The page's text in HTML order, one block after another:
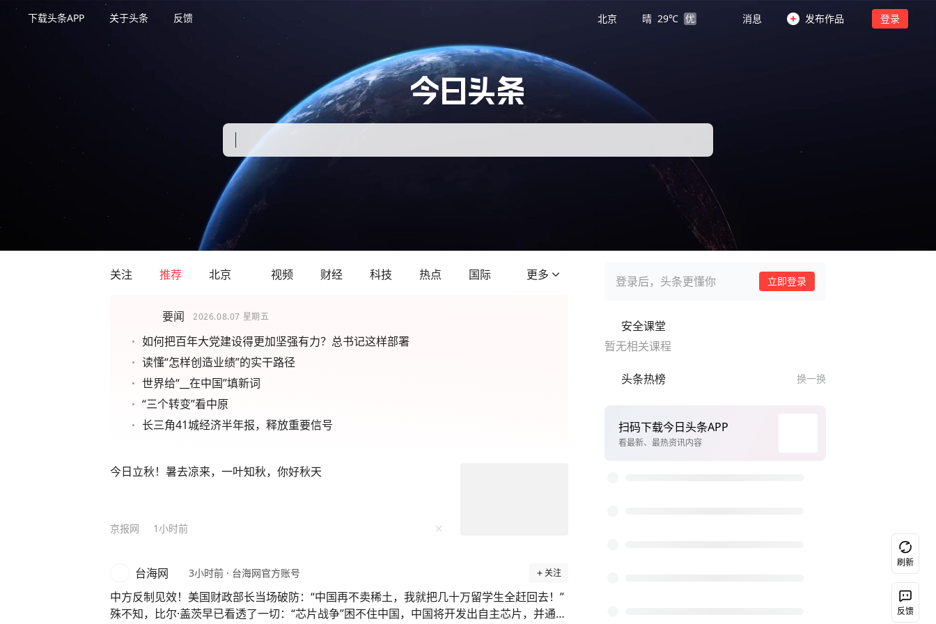
下载头条APP 关于头条 反馈 北京 晴 29℃ 优 消息 发布作品 登录
关注 推荐 北京 视频 财经 科技 热点 国际 更多
要闻 2026.08.07 星期五
如何把百年大党建设得更加坚强有力？总书记这样部署
读懂“怎样创造业绩”的实干路径
世界给“__在中国”填新词
“三个转变”看中原
长三角41城经济半年报，释放重要信号
今日立秋！暑去凉来，一叶知秋，你好秋天
京报网 1小时前
台海网 3小时前 · 台海网官方账号 关注
中方反制见效！美国财政部长当场破防：“中国再不卖稀土，我就把几十万留学生全赶回去！”
殊不知，比尔·盖茨早已看透了一切：“芯片战争”困不住中国，中国将开发出自主芯片，并通过
登录后，头条更懂你 立即登录
安全课堂
暂无相关课程
头条热榜 换一换
扫码下载今日头条APP
看最新、最热资讯内容
刷新
反馈